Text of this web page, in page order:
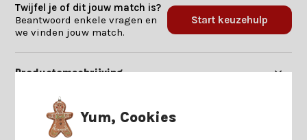
Twijfel je of dit jouw match is?
Beantwoord enkele vragen en
we vinden jouw match.
Start keuzehulp
Productomschrijving
SpecificatiesYum, Cookies